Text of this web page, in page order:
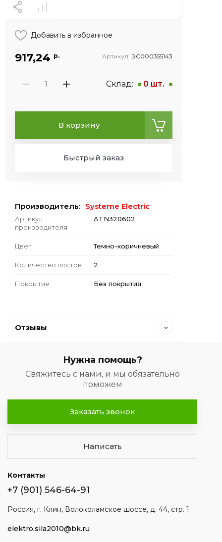
Производитель: Systeme Electric
Артикул
производителя
ATN320602
Цвет Темно-коричневый
Количество постов 2
Покрытие Без покрытия
Добавить в избранное
917,24 р. Артикул: ЭС000355143
Склад: 0 шт.
В корзину
Быстрый заказ
Отзывы
Нужна помощь?
Свяжитесь с нами, и мы обязательно
поможем
Заказать звонок
Написать
Контакты
+7 (901) 546-64-91
Россия, г. Клин, Волоколамское шоссе, д. 44, стр. 1
elektro.sila2010@bk.ru